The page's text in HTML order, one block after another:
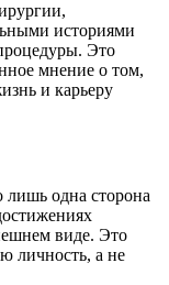
историями
Это
мнение о том,
и карьеру
одна сторона
виде. Это
личность, а не